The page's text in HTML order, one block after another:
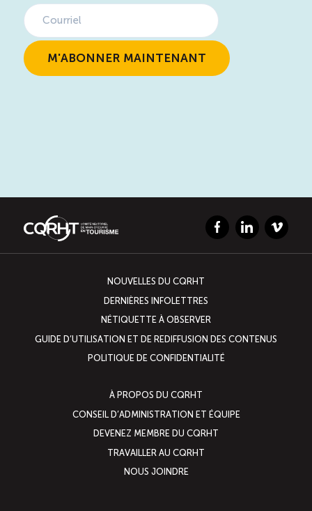
FacebookLinkedInVimeo
NOUVELLES DU CQRHT
DERNIÈRES INFOLETTRES
NÉTIQUETTE À OBSERVER
GUIDE D’UTILISATION ET DE REDIFFUSION DES CONTENUS
POLITIQUE DE CONFIDENTIALITÉ
À PROPOS DU CQRHT
CONSEIL D’ADMINISTRATION ET ÉQUIPE
DEVENEZ MEMBRE DU CQRHT
TRAVAILLER AU CQRHT
NOUS JOINDRE